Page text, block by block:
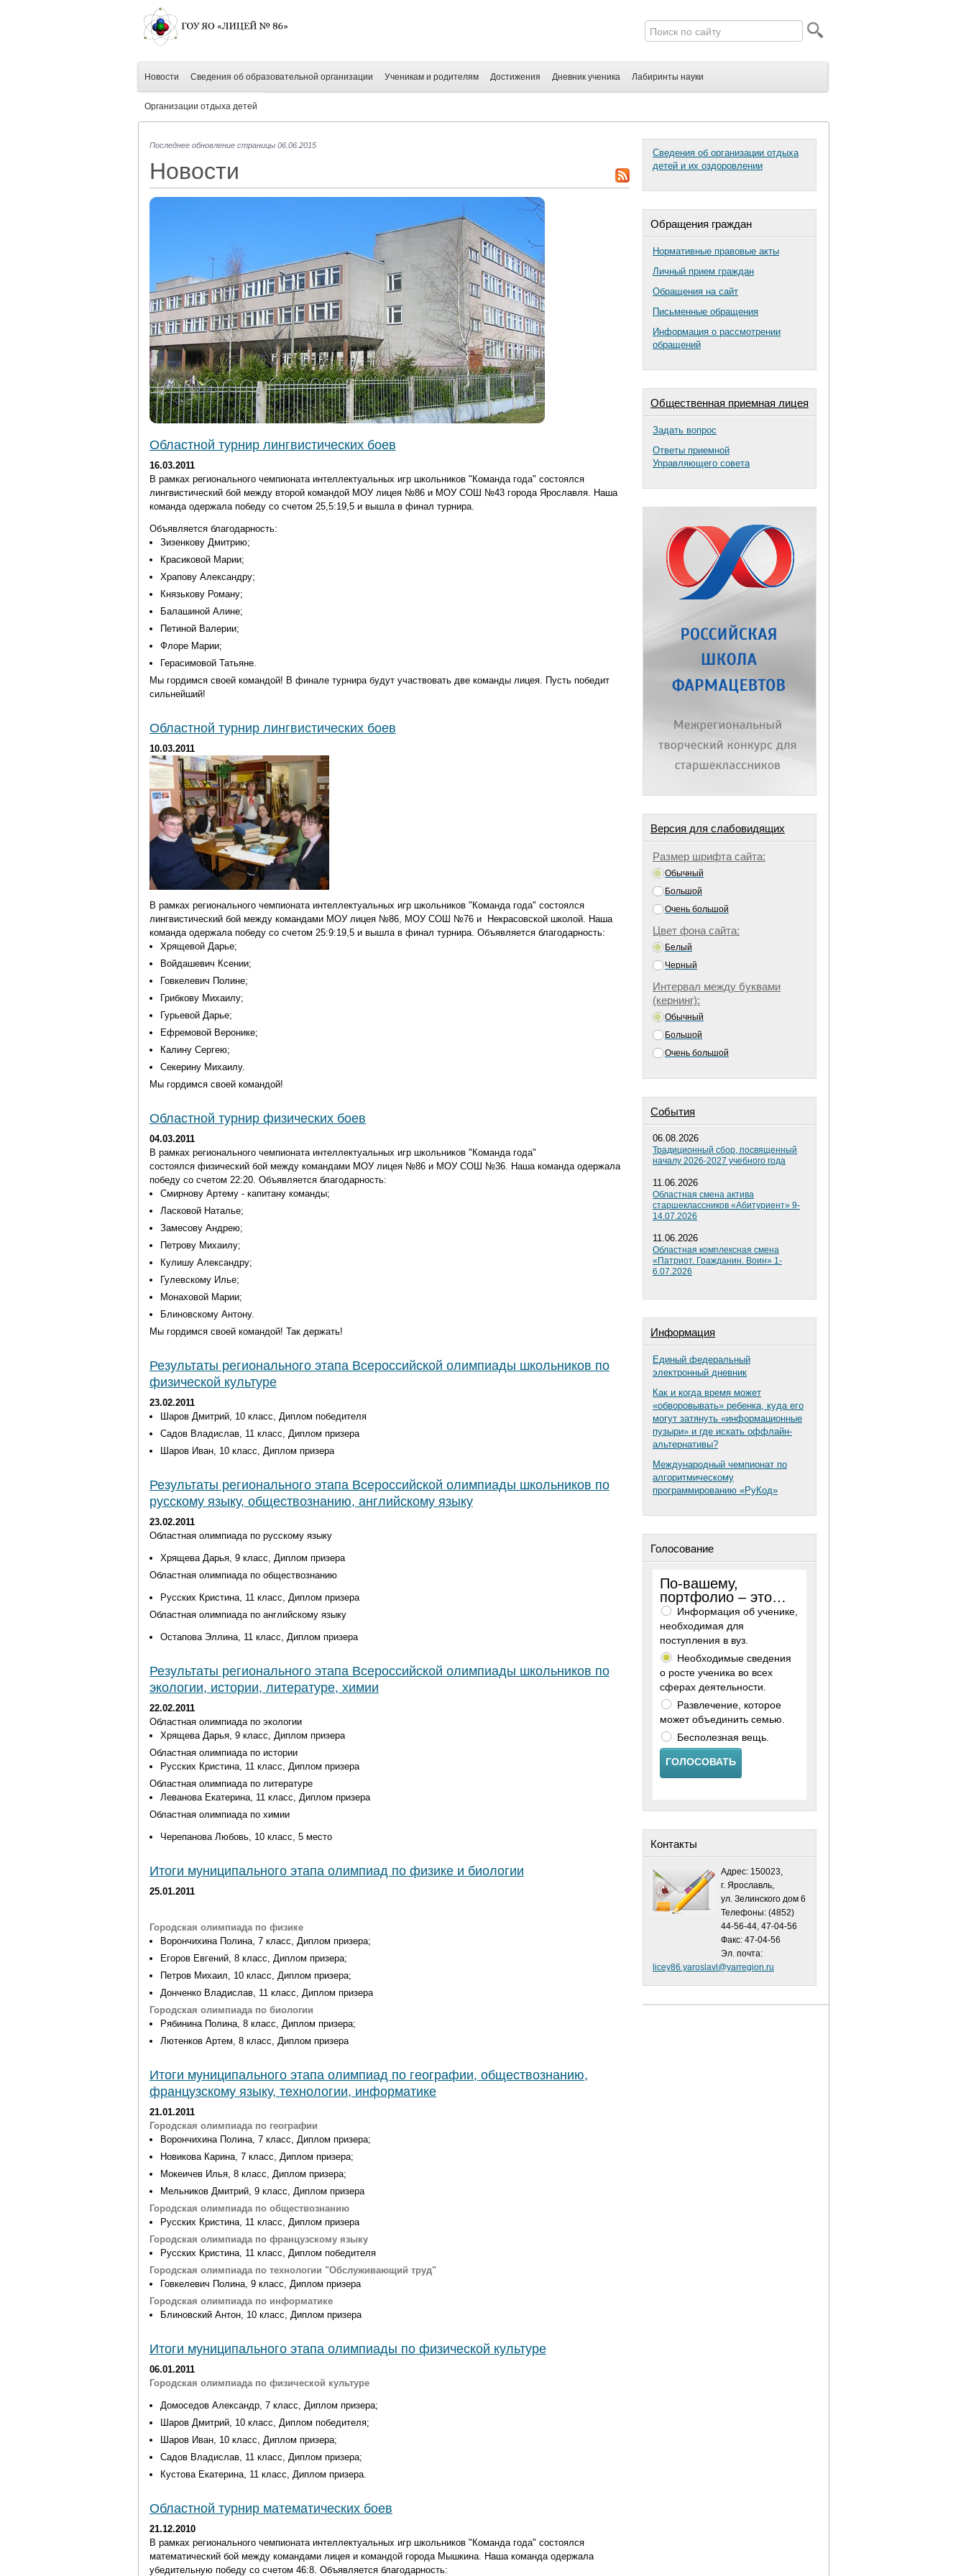
Новости Сведения об образовательной организации Ученикам и родителям Достижения Дневник ученика Лабиринты науки
Организации отдыха детей
Последнее обновление страницы 06.06.2015
Новости
Областной турнир лингвистических боев
16.03.2011
В рамках регионального чемпионата интеллектуальных игр школьников "Команда года" состоялся
лингвистический бой между второй командой МОУ лицея №86 и МОУ СОШ №43 города Ярославля. Наша
команда одержала победу со счетом 25,5:19,5 и вышла в финал турнира.
Объявляется благодарность:
Зизенкову Дмитрию;
Красиковой Марии;
Храпову Александру;
Князькову Роману;
Балашиной Алине;
Петиной Валерии;
Флоре Марии;
Герасимовой Татьяне.
Мы гордимся своей командой! В финале турнира будут участвовать две команды лицея. Пусть победит
сильнейший!
Областной турнир лингвистических боев
10.03.2011
В рамках регионального чемпионата интеллектуальных игр школьников "Команда года" состоялся
лингвистический бой между командами МОУ лицея №86, МОУ СОШ №76 и Некрасовской школой. Наша
команда одержала победу со счетом 25:9:19,5 и вышла в финал турнира. Объявляется благодарность:
Хрящевой Дарье;
Войдашевич Ксении;
Говкелевич Полине;
Грибкову Михаилу;
Гурьевой Дарье;
Ефремовой Веронике;
Калину Сергею;
Секерину Михаилу.
Мы гордимся своей командой!
Областной турнир физических боев
04.03.2011
В рамках регионального чемпионата интеллектуальных игр школьников "Команда года"
состоялся физический бой между командами МОУ лицея №86 и МОУ СОШ №36. Наша команда одержала
победу со счетом 22:20. Объявляется благодарность:
Смирнову Артему - капитану команды;
Ласковой Наталье;
Замесову Андрею;
Петрову Михаилу;
Кулишу Александру;
Гулевскому Илье;
Монаховой Марии;
Блиновскому Антону.
Мы гордимся своей командой! Так держать!
Результаты регионального этапа Всероссийской олимпиады школьников по
физической культуре
23.02.2011
Шаров Дмитрий, 10 класс, Диплом победителя
Садов Владислав, 11 класс, Диплом призера
Шаров Иван, 10 класс, Диплом призера
Результаты регионального этапа Всероссийской олимпиады школьников по
русскому языку, обществознанию, английскому языку
23.02.2011
Областная олимпиада по русскому языку
Хрящева Дарья, 9 класс, Диплом призера
Областная олимпиада по обществознанию
Русских Кристина, 11 класс, Диплом призера
Областная олимпиада по английскому языку
Остапова Эллина, 11 класс, Диплом призера
Результаты регионального этапа Всероссийской олимпиады школьников по
экологии, истории, литературе, химии
22.02.2011
Областная олимпиада по экологии
Хрящева Дарья, 9 класс, Диплом призера
Областная олимпиада по истории
Русских Кристина, 11 класс, Диплом призера
Областная олимпиада по литературе
Леванова Екатерина, 11 класс, Диплом призера
Областная олимпиада по химии
Черепанова Любовь, 10 класс, 5 место
Итоги муниципального этапа олимпиад по физике и биологии
25.01.2011
Городская олимпиада по физике
Ворончихина Полина, 7 класс, Диплом призера;
Егоров Евгений, 8 класс, Диплом призера;
Петров Михаил, 10 класс, Диплом призера;
Донченко Владислав, 11 класс, Диплом призера
Городская олимпиада по биологии
Рябинина Полина, 8 класс, Диплом призера;
Лютенков Артем, 8 класс, Диплом призера
Итоги муниципального этапа олимпиад по географии, обществознанию,
французскому языку, технологии, информатике
21.01.2011
Городская олимпиада по географии
Ворончихина Полина, 7 класс, Диплом призера;
Новикова Карина, 7 класс, Диплом призера;
Мокеичев Илья, 8 класс, Диплом призера;
Мельников Дмитрий, 9 класс, Диплом призера
Городская олимпиада по обществознанию
Русских Кристина, 11 класс, Диплом призера
Городская олимпиада по французскому языку
Русских Кристина, 11 класс, Диплом победителя
Городская олимпиада по технологии "Обслуживающий труд"
Говкелевич Полина, 9 класс, Диплом призера
Городская олимпиада по информатике
Блиновский Антон, 10 класс, Диплом призера
Итоги муниципального этапа олимпиады по физической культуре
06.01.2011
Городская олимпиада по физической культуре
Домоседов Александр, 7 класс, Диплом призера;
Шаров Дмитрий, 10 класс, Диплом победителя;
Шаров Иван, 10 класс, Диплом призера;
Садов Владислав, 11 класс, Диплом призера;
Кустова Екатерина, 11 класс, Диплом призера.
Областной турнир математических боев
21.12.2010
В рамках регионального чемпионата интеллектуальных игр школьников "Команда года" состоялся
математический бой между командами лицея и командой города Мышкина. Наша команда одержала
убедительную победу со счетом 46:8. Объявляется благодарность:
Сведения об организации отдыха
детей и их оздоровлении
Обращения граждан
Нормативные правовые акты
Личный прием граждан
Обращения на сайт
Письменные обращения
Информация о рассмотрении
обращений
Общественная приемная лицея
Задать вопрос
Ответы приемной
Управляющего совета
Версия для слабовидящих
Размер шрифта сайта:
Обычный
Большой
Очень большой
Цвет фона сайта:
Белый
Черный
Интервал между буквами
(кернинг):
Обычный
Большой
Очень большой
Cобытия
06.08.2026
Традиционный сбор, посвященный
началу 2026-2027 учебного года
11.06.2026
Областная смена актива
старшеклассников «Абитуриент» 9-
14.07.2026
11.06.2026
Областная комплексная смена
«Патриот. Гражданин. Воин» 1-
6.07.2026
Информация
Единый федеральный
электронный дневник
Как и когда время может
«обворовывать» ребенка, куда его
могут затянуть «информационные
пузыри» и где искать оффлайн-
альтернативы?
Международный чемпионат по
алгоритмическому
программированию «РуКод»
Голосование
По-вашему,
портфолио – это…
Информация об ученике,
необходимая для
поступления в вуз.
Необходимые сведения
о росте ученика во всех
сферах деятельности.
Развлечение, которое
может объединить семью.
Бесполезная вещь.
ГОЛОСОВАТЬ
Контакты
Адрес: 150023,
г. Ярославль,
ул. Зелинского дом 6
Телефоны: (4852)
44-56-44, 47-04-56
Факс: 47-04-56
Эл. почта:
licey86.yaroslavl@yarregion.ru